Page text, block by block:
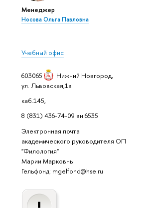
Менеджер
Носова Ольга Павловна
Учебный офис
603065 Нижний Новгород,
ул. Львовская,1в
каб.145,
8 (831) 436-74-09 вн.6535
Электронная почта
академического руководителя ОП
"Филология"
Марии Марковны
Гельфонд: mgelfond@hse.ru